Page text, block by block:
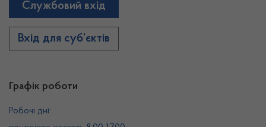
Графік роботи
Робочі дні:
Службовий вхід
Вхід для суб’єктів